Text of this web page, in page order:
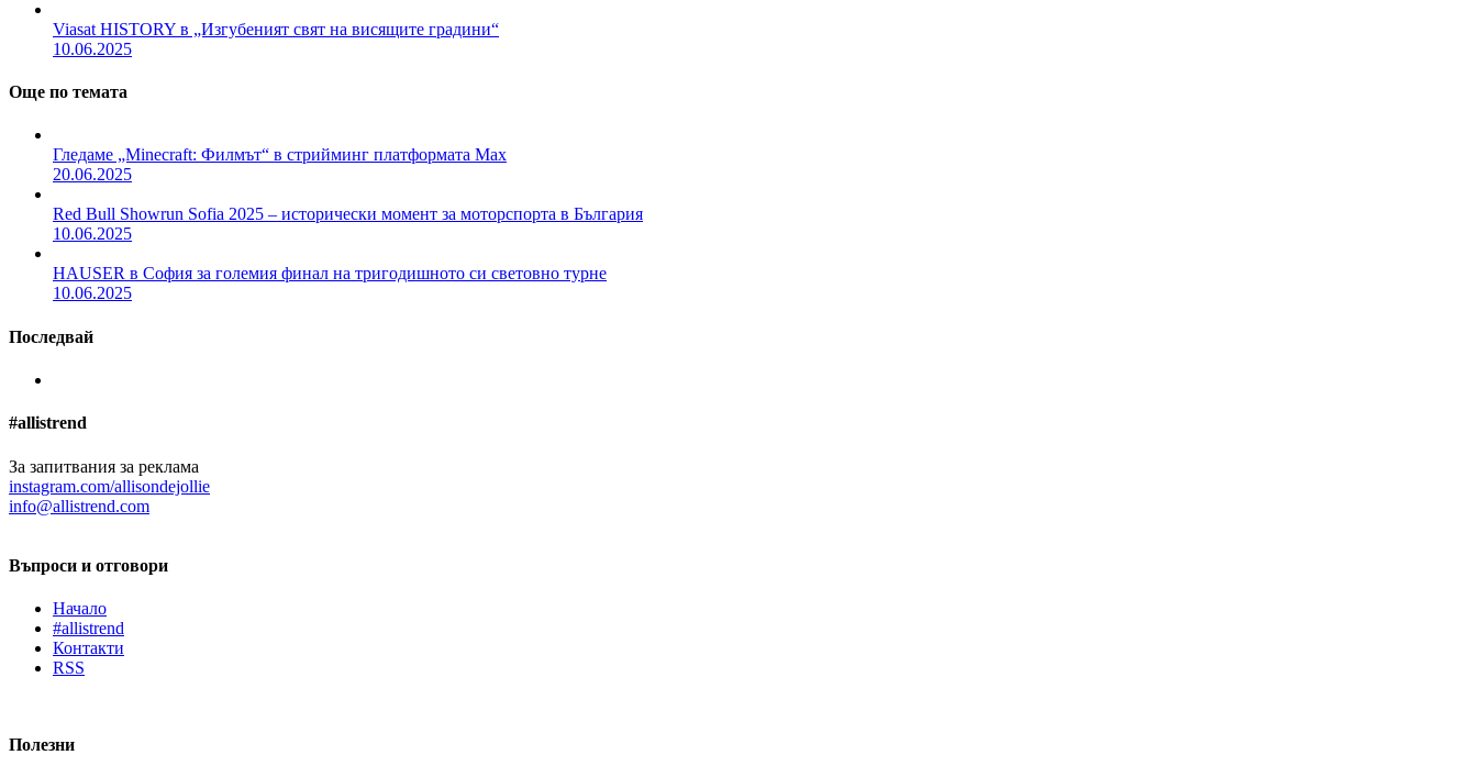
Viasat HISTORY в „Изгубеният свят на висящите градини“
10.06.2025
Още по темата
Гледаме „Minecraft: Филмът“ в стрийминг платформата Max
20.06.2025
Red Bull Showrun Sofia 2025 – исторически момент за моторспорта в България
10.06.2025
HAUSER в София за големия финал на тригодишното си световно турне
10.06.2025
Последвай
#allistrend
За запитвания за реклама
instagram.com/allisondejollie
info@allistrend.com
Въпроси и отговори
Начало
#allistrend
Контакти
RSS
Полезни